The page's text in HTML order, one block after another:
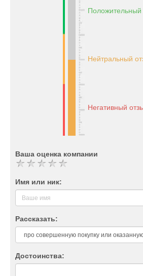
Положительный
Нейтральный
Негативный
Ваша оценка компании
Имя или ник:
Рассказать:
Достоинства: